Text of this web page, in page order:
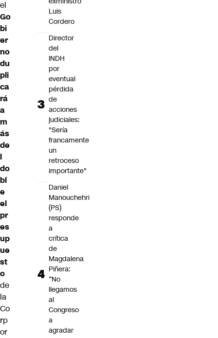
el
Go
bi
er
no
du
pli
ca
rá
a
m
ás
de
l
do
bl
e
el
pr
es
up
ue
st
o
de
la
Co
rp
or
Luis
Cordero
Director
del
INDH
por
eventual
pérdida
de
acciones
judiciales:
"Sería
francamente
un
retroceso
importante"
Daniel
Manouchehri
(PS)
responde
a
crítica
de
Magdalena
Piñera:
“No
llegamos
al
Congreso
a
agradar